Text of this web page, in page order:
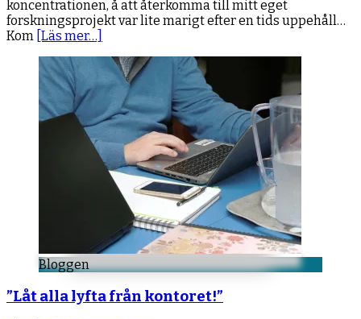
koncentrationen, å att återkomma till mitt eget
forskningsprojekt var lite marigt efter en tids uppehåll…
Kom [Läs mer…]
Bloggen
”Låt alla lyfta från kontoret!”